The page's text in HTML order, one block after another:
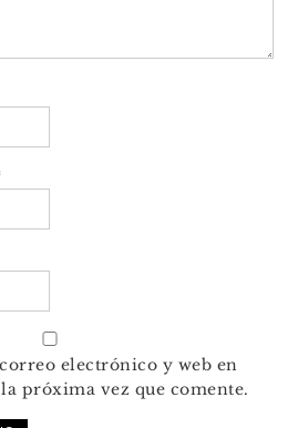
electrónico y web en
próxima vez que comente.